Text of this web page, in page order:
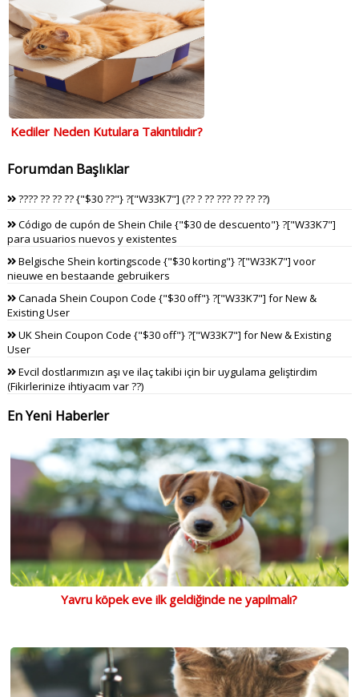
Kediler Neden Kutulara Takıntılıdır?
Forumdan Başlıklar
???? ?? ?? ?? {"$30 ??"} ?["W33K7"] (?? ? ?? ??? ?? ?? ??)
Código de cupón de Shein Chile {"$30 de descuento"} ?["W33K7"]
para usuarios nuevos y existentes
Belgische Shein kortingscode {"$30 korting"} ?["W33K7"] voor
nieuwe en bestaande gebruikers
Canada Shein Coupon Code {"$30 off"} ?["W33K7"] for New &
Existing User
UK Shein Coupon Code {"$30 off"} ?["W33K7"] for New & Existing
User
Evcil dostlarımızın aşı ve ilaç takibi için bir uygulama geliştirdim
(Fikirlerinize ihtiyacım var ??)
En Yeni Haberler
Yavru köpek eve ilk geldiğinde ne yapılmalı?